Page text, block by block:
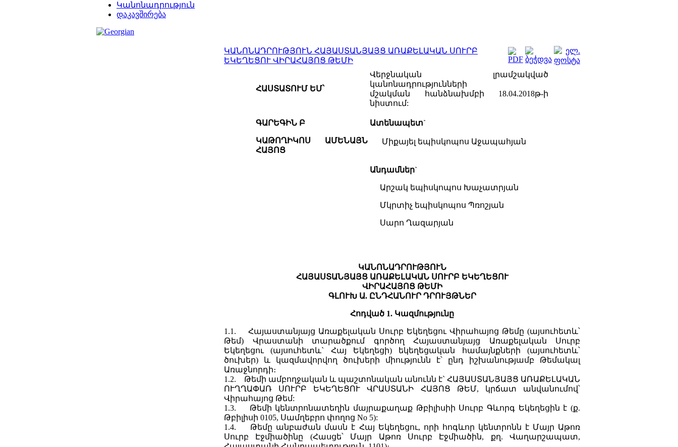
Կանոնադրություն
დაკავშირება
ԿԱՆՈՆԱԴՐՈՒԹՅՈՒՆ ՀԱՅԱՍՏԱՆՅԱՅՑ ԱՌԱՔԵԼԱԿԱՆ ՍՈՒՐԲ
ԵԿԵՂԵՑՈՒ ՎԻՐԱՀԱՅՈՑ ԹԵՄԻ
ՀԱՍՏԱՏՈՒՄ ԵՄ՝
Վերջնական լրամշակված
կանոնադրությունների
մշակման հանձնախմբի 18.04.2018թ-ի
նիստում:
ԳԱՐԵԳԻՆ Բ
ԿԱԹՈՂԻԿՈՍ ԱՄԵՆԱՅՆ
ՀԱՅՈՑ
Ատենապետ`
Միքայել եպիսկոպոս Աջապահյան
Անդամներ`
Արշակ եպիսկոպոս Խաչատրյան
Մկրտիչ եպիսկոպոս Պռոշյան
Սարո Ղազարյան
ԿԱՆՈՆԱԴՐՈՒԹՅՈՒՆ
ՀԱՅԱՍՏԱՆՅԱՅՑ ԱՌԱՔԵԼԱԿԱՆ ՍՈՒՐԲ ԵԿԵՂԵՑՈՒ
ՎԻՐԱՀԱՅՈՑ ԹԵՄԻ
ԳԼՈՒԽ Ա. ԸՆԴՀԱՆՈՒՐ ԴՐՈՒՅԹՆԵՐ
Հոդված 1. Կազմությունը
1.1. Հայաստանյայց Առաքելական Սուրբ Եկեղեցու Վիրահայոց Թեմը (այսուհետև՝
Թեմ) Վրաստանի տարածքում գործող Հայաստանյայց Առաքելական Սուրբ
Եկեղեցու (այսուհետև` Հայ Եկեղեցի) եկեղեցական համայնքների (այսուհետև՝
ծուխեր) և կազմավորվող ծուխերի միությունն է՝ ընդ իշխանությամբ Թեմակալ
Առաջնորդի։
1.2. Թեմի ամբողջական և պաշտոնական անունն է` ՀԱՅԱՍՏԱՆՅԱՅՑ ԱՌԱՔԵԼԱԿԱՆ
ՈՒՂՂԱՓԱՌ ՍՈՒՐԲ ԵԿԵՂԵՑՈՒ ՎՐԱՍՏԱՆԻ ՀԱՅՈՑ ԹԵՄ, կրճատ անվանումով՝
Վիրահայոց Թեմ:
1.3. Թեմի կենտրոնատեղին մայրաքաղաք Թբիլիսիի Սուրբ Գևորգ Եկեղեցին է (ք.
Թբիլիսի 0105, Սամղեբրո փողոց No 5):
1.4. Թեմը անբաժան մասն է Հայ Եկեղեցու, որի հոգևոր կենտրոնն է Մայր Աթոռ
Սուրբ Էջմիածինը (Հասցե՝ Մայր Աթոռ Սուրբ Էջմիածին, քղ. Վաղարշապատ,